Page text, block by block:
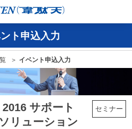
ト申込入力
イベント申込入力
セミナー
サポート
リューション